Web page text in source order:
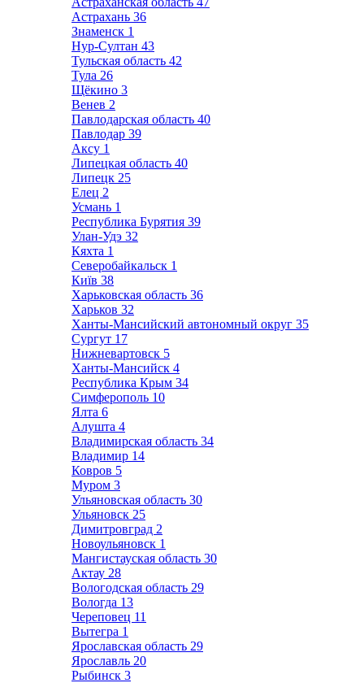
Астрахань 36
Знаменск 1
Нур-Султан 43
Тульская область 42
Тула 26
Щёкино 3
Венев 2
Павлодарская область 40
Павлодар 39
Аксу 1
Липецкая область 40
Липецк 25
Елец 2
Усмань 1
Республика Бурятия 39
Улан-Удэ 32
Кяхта 1
Северобайкальск 1
Київ 38
Харьковская область 36
Харьков 32
Ханты-Мансийский автономный округ 35
Сургут 17
Нижневартовск 5
Ханты-Мансийск 4
Республика Крым 34
Симферополь 10
Ялта 6
Алушта 4
Владимирская область 34
Владимир 14
Ковров 5
Муром 3
Ульяновская область 30
Ульяновск 25
Димитровград 2
Новоульяновск 1
Мангистауская область 30
Актау 28
Вологодская область 29
Вологда 13
Череповец 11
Вытегра 1
Ярославская область 29
Ярославль 20
Рыбинск 3